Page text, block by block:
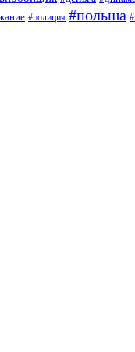
#полиция #польша